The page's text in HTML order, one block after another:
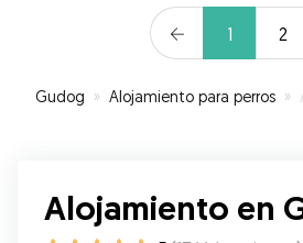
1 2
Gudog » Alojamiento para perros »
Alojamiento en